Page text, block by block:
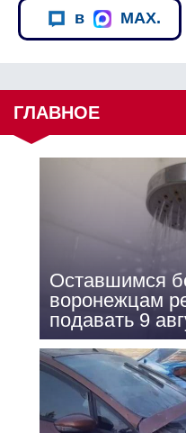
в MAX.
ГЛАВНОЕ
Оставшимся
воронежцам
подавать 9